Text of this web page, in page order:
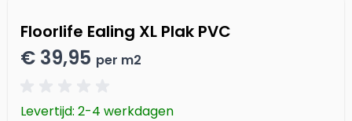
Floorlife Ealing XL Plak PVC
€ 39,95 per m2
Levertijd: 2-4 werkdagen